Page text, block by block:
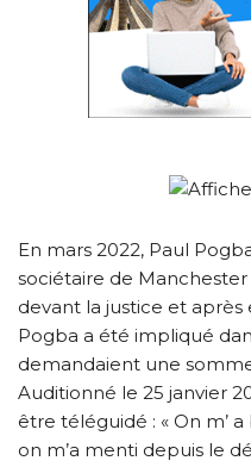
En mars 2022, Paul
sociétaire de
devant la justice et
Pogba a été impliqué
demandaient une
Auditionné le 25 janvier
être téléguidé : « On m’
on m’a menti depuis le